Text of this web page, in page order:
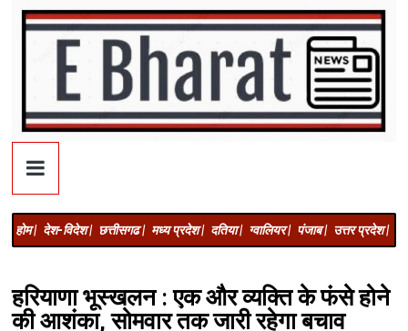
होम | देश-विदेश | छत्तीसगढ | मध्य प्रदेश | दतिया | ग्वालियर | पंजाब | उत्तर प्रदेश |
हरियाणा भूस्खलन : एक और व्यक्ति के फंसे होने
की आशंका, सोमवार तक जारी रहेगा बचाव